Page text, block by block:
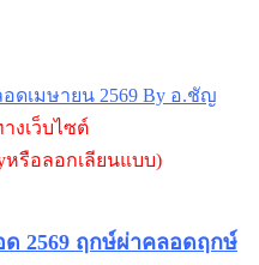
ดเมษายน 2569 By อ.ชัญ
งเว็บไซต์
หรือลอกเลียนแบบ)
2569 ฤกษ์ผ่าคลอดฤกษ์